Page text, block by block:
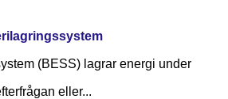
(BESS) lagrar energi under
eller...